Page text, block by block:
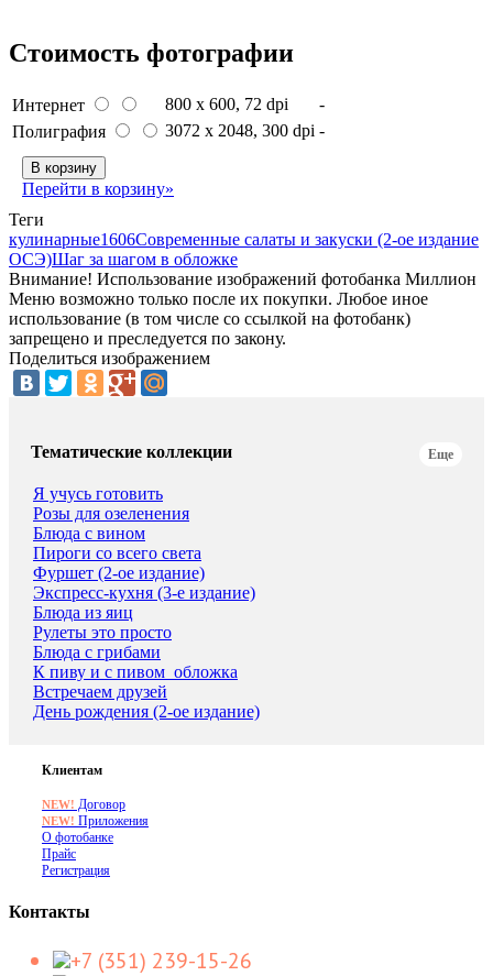
Стоимость фотографии
Интернет 800 x 600, 72 dpi
-
Полиграфия
3072 x 2048, 300 dpi -
В корзину
Перейти в корзину»
Теги
кулинарные1606Современные салаты и закуски (2-ое издание
ОСЭ)Шаг за шагом в обложке
Внимание! Использование изображений фотобанка Миллион
Меню возможно только после их покупки. Любое иное
использование (в том числе со ссылкой на фотобанк)
запрещено и преследуется по закону.
Поделиться изображением
Тематические коллекции Еще
Я учусь готовить
Розы для озеленения
Блюда с вином
Пироги со всего света
Фуршет (2-ое издание)
Экспресс-кухня (3-е издание)
Блюда из яиц
Рулеты это просто
Блюда с грибами
К пиву и с пивом_обложка
Встречаем друзей
День рождения (2-ое издание)
Клиентам
NEW! Договор
NEW! Приложения
О фотобанке
Прайс
Регистрация
Контакты
+7 (351) 239-15-26